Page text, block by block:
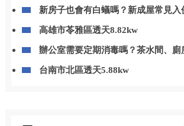
新房子也會有白蟻嗎？新成屋常見入
高雄除白蟻推薦,高雄白蟻防治,高雄除
高雄市苓雅區透天8.82kw
辦公室需要定期消毒嗎？茶水間、廁
消毒,高雄除蟲公司,高雄環境消毒
台南市北區透天5.88kw